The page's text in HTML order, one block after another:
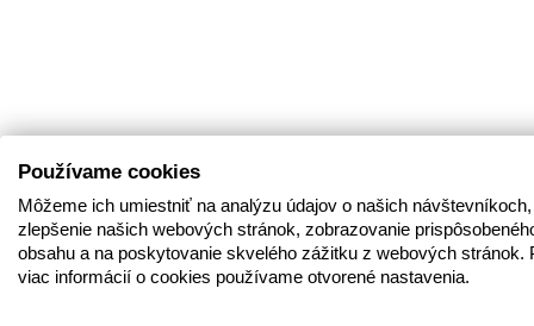
Používame cookies
Môžeme ich umiestniť na analýzu údajov o našich
zlepšenie našich webových stránok, zobrazovanie
obsahu a na poskytovanie skvelého zážitku z webových stránok.
viac informácií o cookies používame otvorené nastavenia.